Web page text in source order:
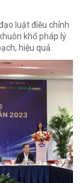
luật điều chỉnh
khổ pháp lý
hiệu quả.